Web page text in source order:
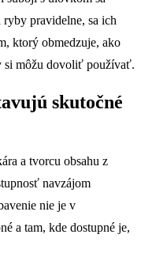
pravidelne, sa ich
ktorý obmedzuje, ako
si môžu dovoliť používať.
skutočné
a tvorcu obsahu z
navzájom
nie je v
a tam, kde dostupné je,